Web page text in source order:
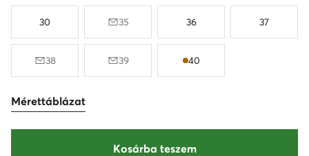
30 35 36 37
38 39 40
Mérettáblázat
Kosárba teszem